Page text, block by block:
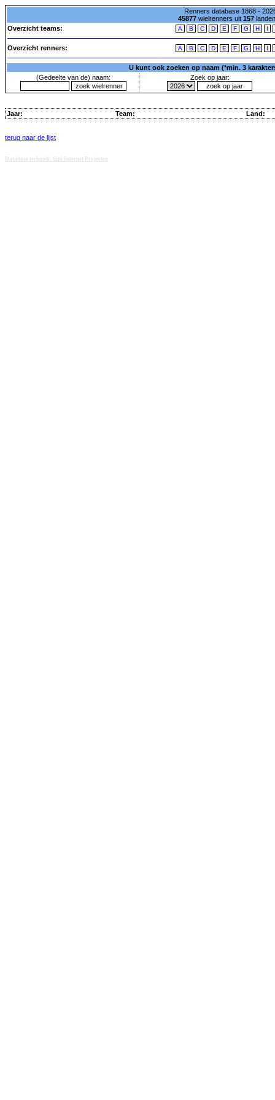
Renners database 1868 -
45877wielrenners uit 157
Overzicht teams:
A B C D E F G H I
Overzicht renners: A B C D E F G H I
U kunt ook zoeken op naam (*min. 3
(Gedeelte van de) naam:
Zoek op jaar:
Jaar: Team: Land:
terug naar de lijst
Database techniek: Sini Internet Projecten